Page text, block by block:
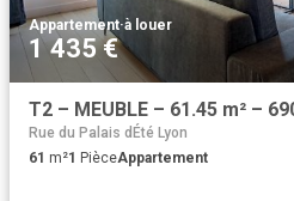
Appartement·à louer
1 435 €
T2 – MEUBLE – 61.45 m² –
Rue du Palais dÉté Lyon
61 m²1 PièceAppartement